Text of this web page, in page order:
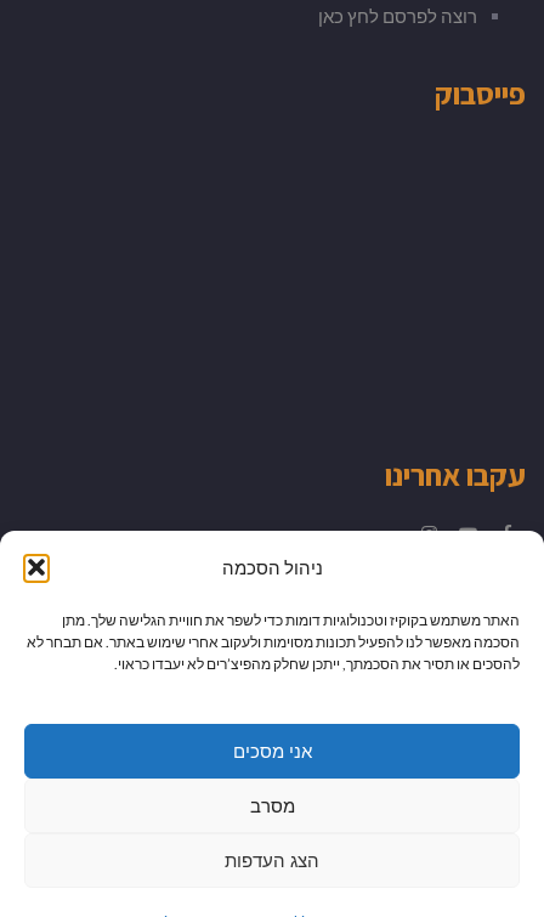
ניהול הסכמה
האתר משתמש בקוקיז וטכנולוגיות דומות כדי לשפר את חוויית הגלישה שלך. מתן
הסכמה מאפשר לנו להפעיל תכונות מסוימות ולעקוב אחרי שימוש באתר. אם תבחר לא
להסכים או תסיר את הסכמתך, ייתכן שחלק מהפיצ’רים לא יעבדו כראוי.
אני מסכים
מסרב
הצג העדפות
רוצה לפרסם לחץ כאן
פייסבוק
עקבו אחרינו
מיתוג עיצוב ובניית אתרים